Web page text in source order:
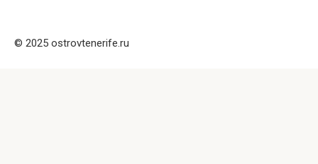
© 2025 ostrovtenerife.ru